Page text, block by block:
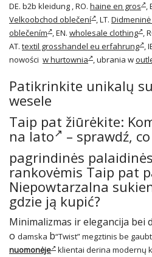
DE. b2b kleidung , RO. haine en gros ,
Velkoobchod oblečení , LT.
oblečením , EN. wholesale clothing ,
AT. textil grosshandel eu erfahrung ,
nowości w hurtownia , ubrania w
Patikrinkite unikalų
wesele
Taip pat žiūrėkite:
na lato
– sprawdź,
pagrindinės
rankovėmis Taip pat
Niepowtarzalna
gdzie ją kupić?
Minimalizmas ir elegancija bei
o damska b“Twist” megztinis be
nuomonėje
klientai derina modernų